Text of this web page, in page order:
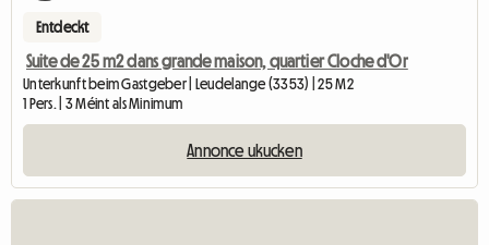
Entdeckt
Suite de 25 m2 dans grande maison, quartier Cloche d'Or
Unterkunft beim Gastgeber | Leudelange (3353) | 25 M2
1 Pers. | 3 Méint als Minimum
Annonce ukucken